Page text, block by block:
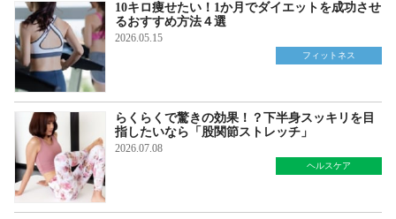
10キロ痩せたい！1か月でダイエットを成功させ
るおすすめ方法４選
2026.05.15
フィットネス
らくらくで驚きの効果！？下半身スッキリを目
指したいなら「股関節ストレッチ」
2026.07.08
ヘルスケア